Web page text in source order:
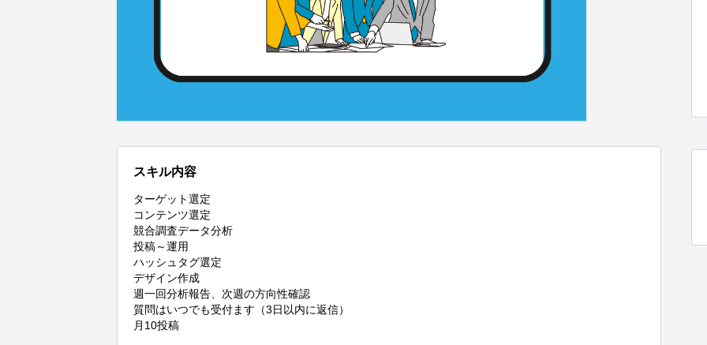
スキル内容
ターゲット選定
コンテンツ選定
競合調査データ分析
投稿～運用
ハッシュタグ選定
デザイン作成
週一回分析報告、次週の方向性確認
質問はいつでも受付ます（3日以内に返信）
月10投稿